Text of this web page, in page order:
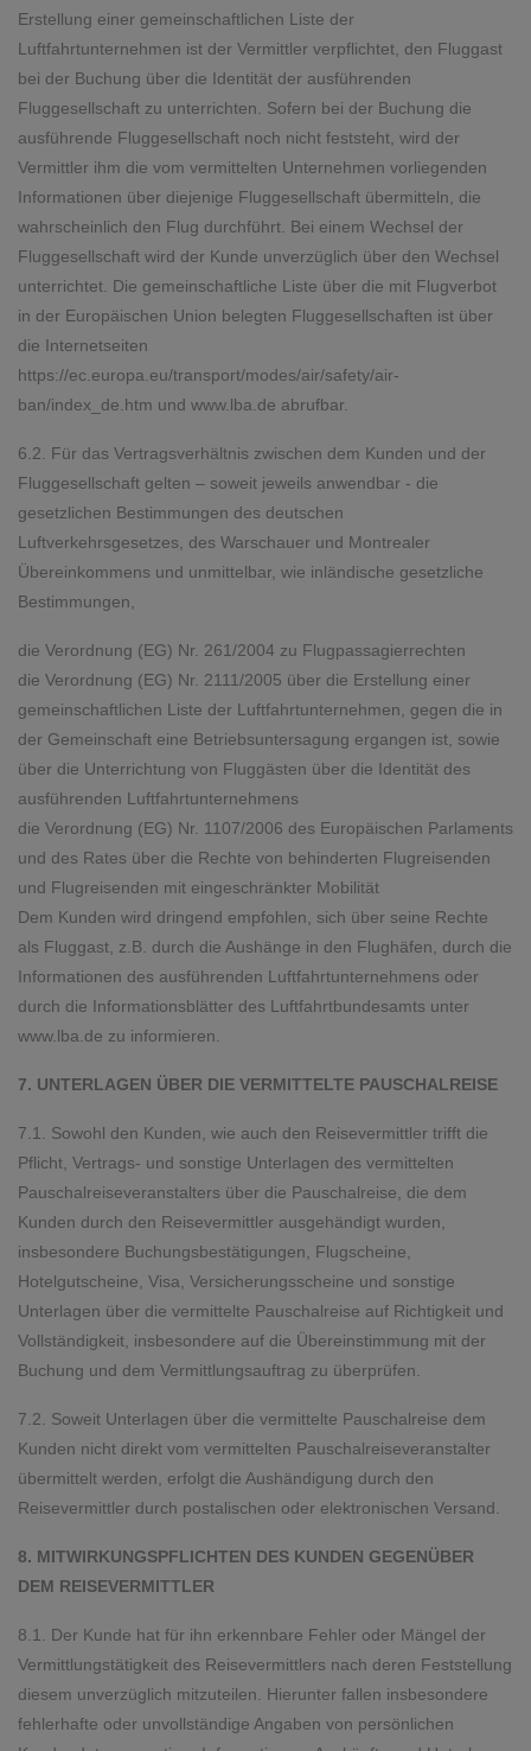
Erstellung einer gemeinschaftlichen Liste der
Luftfahrtunternehmen ist der Vermittler verpflichtet, den Fluggast
bei der Buchung über die Identität der ausführenden
Fluggesellschaft zu unterrichten. Sofern bei der Buchung die
ausführende Fluggesellschaft noch nicht feststeht, wird der
Vermittler ihm die vom vermittelten Unternehmen vorliegenden
Informationen über diejenige Fluggesellschaft übermitteln, die
wahrscheinlich den Flug durchführt. Bei einem Wechsel der
Fluggesellschaft wird der Kunde unverzüglich über den Wechsel
unterrichtet. Die gemeinschaftliche Liste über die mit Flugverbot
in der Europäischen Union belegten Fluggesellschaften ist über
die Internetseiten
https://ec.europa.eu/transport/modes/air/safety/air-
ban/index_de.htm und www.lba.de abrufbar.
6.2. Für das Vertragsverhältnis zwischen dem Kunden und der
Fluggesellschaft gelten – soweit jeweils anwendbar - die
gesetzlichen Bestimmungen des deutschen
Luftverkehrsgesetzes, des Warschauer und Montrealer
Übereinkommens und unmittelbar, wie inländische gesetzliche
Bestimmungen,
die Verordnung (EG) Nr. 261/2004 zu Flugpassagierrechten
die Verordnung (EG) Nr. 2111/2005 über die Erstellung einer
gemeinschaftlichen Liste der Luftfahrtunternehmen, gegen die in
der Gemeinschaft eine Betriebsuntersagung ergangen ist, sowie
über die Unterrichtung von Fluggästen über die Identität des
ausführenden Luftfahrtunternehmens
die Verordnung (EG) Nr. 1107/2006 des Europäischen Parlaments
und des Rates über die Rechte von behinderten Flugreisenden
und Flugreisenden mit eingeschränkter Mobilität
Dem Kunden wird dringend empfohlen, sich über seine Rechte
als Fluggast, z.B. durch die Aushänge in den Flughäfen, durch die
Informationen des ausführenden Luftfahrtunternehmens oder
durch die Informationsblätter des Luftfahrtbundesamts unter
www.lba.de zu informieren.
7. UNTERLAGEN ÜBER DIE VERMITTELTE PAUSCHALREISE
7.1. Sowohl den Kunden, wie auch den Reisevermittler trifft die
Pflicht, Vertrags- und sonstige Unterlagen des vermittelten
Pauschalreiseveranstalters über die Pauschalreise, die dem
Kunden durch den Reisevermittler ausgehändigt wurden,
insbesondere Buchungsbestätigungen, Flugscheine,
Hotelgutscheine, Visa, Versicherungsscheine und sonstige
Unterlagen über die vermittelte Pauschalreise auf Richtigkeit und
Vollständigkeit, insbesondere auf die Übereinstimmung mit der
Buchung und dem Vermittlungsauftrag zu überprüfen.
7.2. Soweit Unterlagen über die vermittelte Pauschalreise dem
Kunden nicht direkt vom vermittelten Pauschalreiseveranstalter
übermittelt werden, erfolgt die Aushändigung durch den
Reisevermittler durch postalischen oder elektronischen Versand.
8. MITWIRKUNGSPFLICHTEN DES KUNDEN GEGENÜBER
DEM REISEVERMITTLER
8.1. Der Kunde hat für ihn erkennbare Fehler oder Mängel der
Vermittlungstätigkeit des Reisevermittlers nach deren Feststellung
diesem unverzüglich mitzuteilen. Hierunter fallen insbesondere
fehlerhafte oder unvollständige Angaben von persönlichen